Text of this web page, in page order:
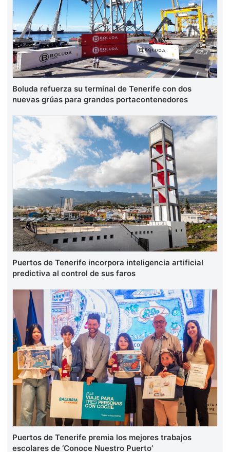
Boluda refuerza su terminal de Tenerife con dos
nuevas grúas para grandes portacontenedores
Puertos de Tenerife incorpora inteligencia artificial
predictiva al control de sus faros
Puertos de Tenerife premia los mejores trabajos
escolares de ‘Conoce Nuestro Puerto’